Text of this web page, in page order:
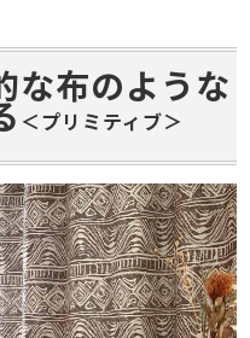
な布のような
＜プリミティブ＞